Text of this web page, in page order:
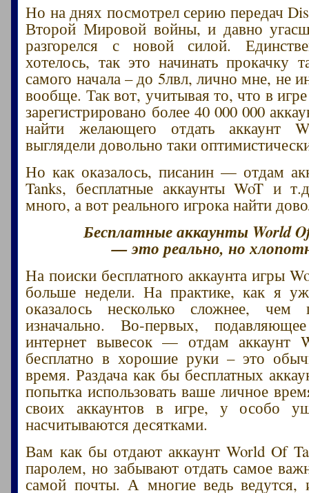
Но на днях посмотрел серию передач
Второй Мировой войны, и давно
разгорелся с новой силой.
хотелось, так это начинать прокачку
самого начала – до 5лвл, лично мне, не
вообще. Так вот, учитывая то, что в
зарегистрировано более 40 000 000
найти желающего отдать аккаунт
выглядели довольно таки
Но как оказалось, писанин — отдам
Tanks, бесплатные аккаунты WoT и
много, а вот реального игрока найти
Бесплатные аккаунты World
— это реально, но
На поиски бесплатного аккаунта игры
больше недели. На практике, как я
оказалось несколько сложнее, чем
изначально. Во-первых,
интернет вывесок — отдам аккаунт
бесплатно в хорошие руки – это
время. Раздача как бы бесплатных
попытка использовать ваше личное
своих аккаунтов в игре, у особо
насчитываются десятками.
Вам как бы отдают аккаунт World Of
паролем, но забывают отдать самое
самой почты. А многие ведь ведутся,